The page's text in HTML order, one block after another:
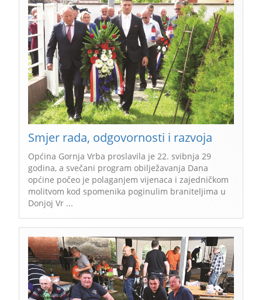
Smjer rada, odgovornosti i razvoja
Općina Gornja Vrba proslavila je 22. svibnja 29
godina, a svečani program obilježavanja Dana
općine počeo je polaganjem vijenaca i zajedničkom
molitvom kod spomenika poginulim braniteljima u
Donjoj Vr ...